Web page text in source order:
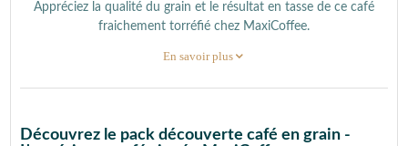
Appréciez la qualité du grain et le résultat en tasse de ce café
fraichement torréfié chez MaxiCoffee.
En savoir plus
Découvrez le pack découverte café en grain -